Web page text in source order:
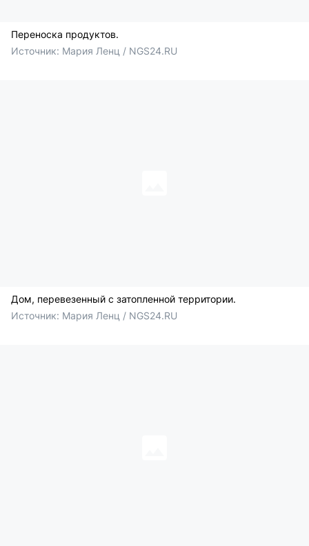
Переноска продуктов.
Источник: Мария Ленц / NGS24.RU
Дом, перевезенный с затопленной территории.
Источник: Мария Ленц / NGS24.RU